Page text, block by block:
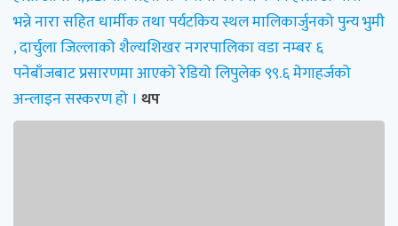
भन्ने नारा सहित धार्मीक तथा पर्यटकिय स्थल मालिकार्जुनको पुन्य भुमी
, दार्चुला जिल्लाको शैल्यशिखर नगरपालिका वडा नम्बर ६
पनेबाँजबाट प्रसारणमा आएको रेडियो लिपुलेक ९९.६ मेगाहर्जको
अन्लाइन सस्करण हो । थप